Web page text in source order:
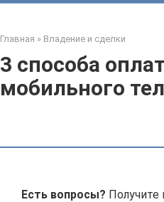
Главная » Владение и сделки
3 способа
мобильного
Есть вопросы? Получите